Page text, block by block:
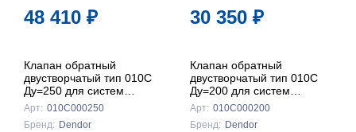
48 410 ₽
Клапан обратный
двустворчатый тип 010C
Ду=250 для систем
пожаротушения
(межфланцевый, чугун)
Арт: 010С000250
Бренд: Dendor
30 350 ₽
Клапан обратный
двустворчатый тип 010C
Ду=200 для систем
пожаротушения
(межфланцевый, чугун)
Арт: 010С000200
Бренд: Dendor